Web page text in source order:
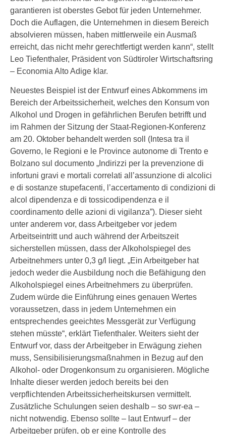
garantieren ist oberstes Gebot für jeden Unternehmer.
Doch die Auflagen, die Unternehmen in diesem Bereich
absolvieren müssen, haben mittlerweile ein Ausmaß
erreicht, das nicht mehr gerechtfertigt werden kann“, stellt
Leo Tiefenthaler, Präsident von Südtiroler Wirtschaftsring
– Economia Alto Adige klar.
Neuestes Beispiel ist der Entwurf eines Abkommens im
Bereich der Arbeitssicherheit, welches den Konsum von
Alkohol und Drogen in gefährlichen Berufen betrifft und
im Rahmen der Sitzung der Staat-Regionen-Konferenz
am 20. Oktober behandelt werden soll (Intesa tra il
Governo, le Regioni e le Province autonome di Trento e
Bolzano sul documento „Indirizzi per la prevenzione di
infortuni gravi e mortali correlati all’assunzione di alcolici
e di sostanze stupefacenti, l’accertamento di condizioni di
alcol dipendenza e di tossicodipendenza e il
coordinamento delle azioni di vigilanza”). Dieser sieht
unter anderem vor, dass Arbeitgeber vor jedem
Arbeitseintritt und auch während der Arbeitszeit
sicherstellen müssen, dass der Alkoholspiegel des
Arbeitnehmers unter 0,3 g/l liegt. „Ein Arbeitgeber hat
jedoch weder die Ausbildung noch die Befähigung den
Alkoholspiegel eines Arbeitnehmers zu überprüfen.
Zudem würde die Einführung eines genauen Wertes
voraussetzen, dass in jedem Unternehmen ein
entsprechendes geeichtes Messgerät zur Verfügung
stehen müsste“, erklärt Tiefenthaler. Weiters sieht der
Entwurf vor, dass der Arbeitgeber in Erwägung ziehen
muss, Sensibilisierungsmaßnahmen in Bezug auf den
Alkohol- oder Drogenkonsum zu organisieren. Mögliche
Inhalte dieser werden jedoch bereits bei den
verpflichtenden Arbeitssicherheitskursen vermittelt.
Zusätzliche Schulungen seien deshalb – so swr-ea –
nicht notwendig. Ebenso sollte – laut Entwurf – der
Arbeitgeber prüfen, ob er eine Kontrolle des